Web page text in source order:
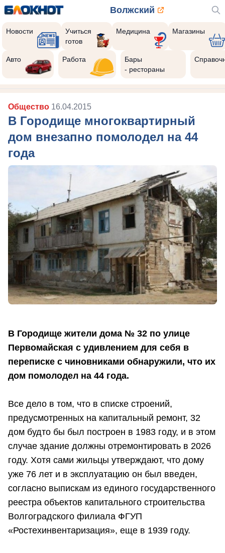
Волжский
Новости
Учиться
готов
Медицина Магазины
Авто Работа
Бары
- рестораны
Общество 16.04.2015
В Городище многоквартирный
дом внезапно помолодел на 44
года
В Городище жители дома № 32 по улице
Первомайская с удивлением для себя в
переписке с чиновниками обнаружили, что их
дом помолодел на 44 года.
Все дело в том, что в списке строений,
предусмотренных на капитальный ремонт, 32
дом будто бы был построен в 1983 году, и в этом
случае здание должны отремонтировать в 2026
году. Хотя сами жильцы утверждают, что дому
уже 76 лет и в эксплуатацию он был введен,
согласно выпискам из единого государственного
реестра объектов капитального строительства
Волгоградского филиала ФГУП
«Ростехинвентаризация», еще в 1939 году.